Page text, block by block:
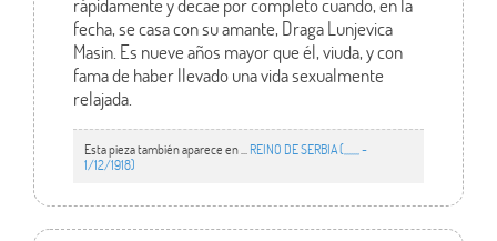
fecha, se casa con su amante, Draga Lunjevica
Masin. Es nueve años mayor que él, viuda, y con
fama de haber llevado una vida sexualmente
relajada.
Esta pieza también aparece en ... REINO DE SERBIA (,,,,,,, -
1/12/1918)